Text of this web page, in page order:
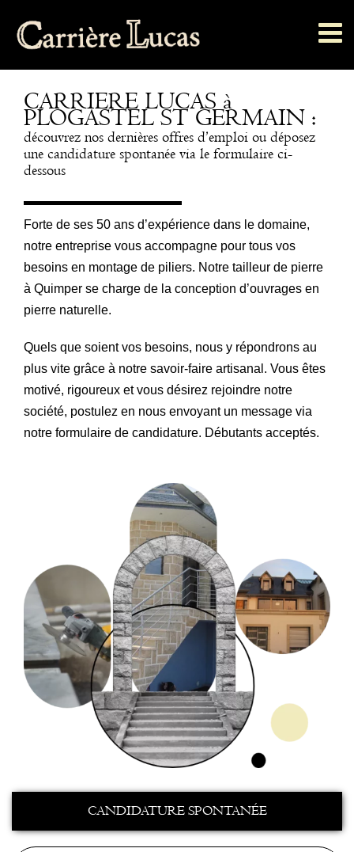
contenu
CARRIERE LUCAS à
PLOGASTEL ST GERMAIN :
découvrez nos dernières offres d’emploi ou déposez
une candidature spontanée via le formulaire ci-
dessous
Forte de ses 50 ans d’expérience dans le domaine,
notre entreprise vous accompagne pour tous vos
besoins en montage de piliers. Notre tailleur de pierre
à Quimper se charge de la conception d’ouvrages en
pierre naturelle.
Quels que soient vos besoins, nous y répondrons au
plus vite grâce à notre savoir-faire artisanal. Vous êtes
motivé, rigoureux et vous désirez rejoindre notre
société, postulez en nous envoyant un message via
notre formulaire de candidature. Débutants acceptés.
CANDIDATURE SPONTANÉE